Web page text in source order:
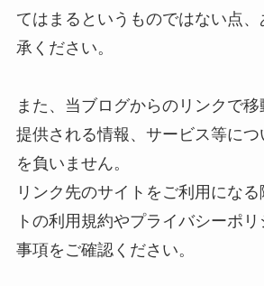
てはまるというものではない点
承ください。
また、当ブログからのリンクで
提供される情報、サービス等に
を負いません。
リンク先のサイトをご利用にな
トの利用規約やプライバシーポ
事項をご確認ください。